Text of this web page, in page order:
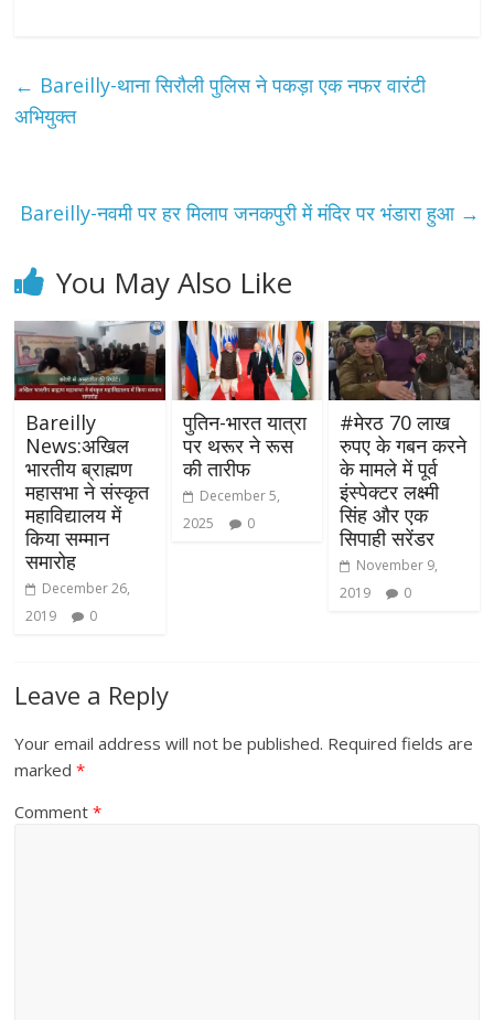
← Bareilly-थाना सिरौली पुलिस ने पकड़ा एक नफर वारंटी
अभियुक्त
Bareilly-नवमी पर हर मिलाप जनकपुरी में मंदिर पर भंडारा हुआ →
You May Also Like
Bareilly
News:अखिल
भारतीय ब्राह्मण
महासभा ने संस्कृत
महाविद्यालय में
किया सम्मान
समारोह
December 26,
2019
0
पुतिन-भारत यात्रा
पर थरूर ने रूस
की तारीफ
December 5,
2025
0
#मेरठ 70 लाख
रुपए के गबन करने
के मामले में पूर्व
इंस्पेक्टर लक्ष्मी
सिंह और एक
सिपाही सरेंडर
November 9,
2019
0
Leave a Reply
Your email address will not be published. Required fields are
marked*
Comment*